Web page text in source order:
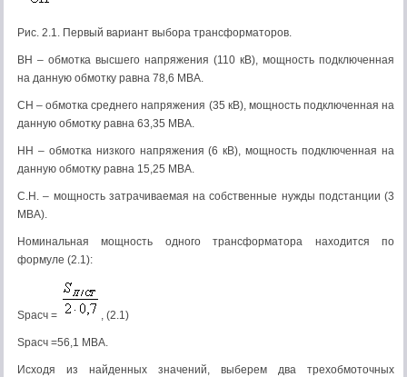
Рис. 2.1. Первый вариант выбора трансформаторов.
ВН – обмотка высшего напряжения (110 кВ), мощность подключенная
на данную обмотку равна 78,6 МВА.
СН – обмотка среднего напряжения (35 кВ), мощность подключенная на
данную обмотку равна 63,35 МВА.
НН – обмотка низкого напряжения (6 кВ), мощность подключенная на
данную обмотку равна 15,25 МВА.
С.Н. – мощность затрачиваемая на собственные нужды подстанции (3
МВА).
Номинальная мощность одного трансформатора находится по
формуле (2.1):
Sрасч = , (2.1)
Sрасч =56,1 МВА.
Исходя из найденных значений, выберем два трехобмоточных